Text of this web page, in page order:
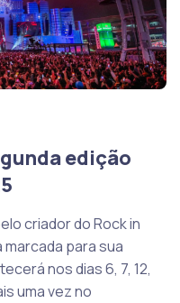
edição
criador do Rock in
marcada para sua
nos dias 6, 7, 12,
uma vez no